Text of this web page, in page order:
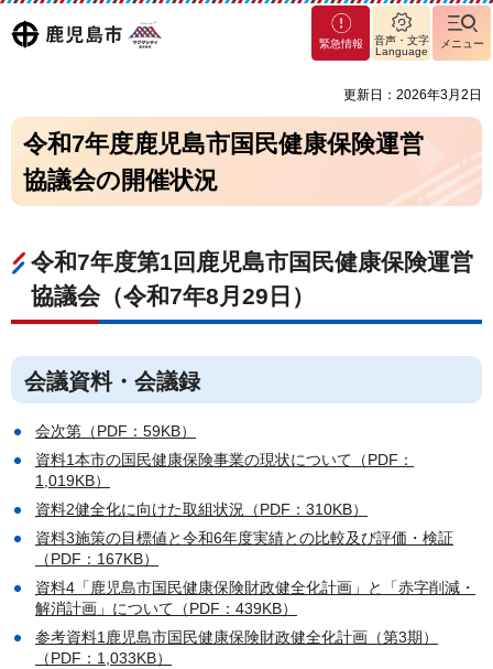
鹿児島
マグ
マシ
島市
緊急情報
音声・文字
Language
メニュー
更新日：2026年3月2日
令和7年度鹿児島市国民健康保険運営
協議会の開催状況
令和7年度第1回鹿児島市国民健康保険運営
協議会（令和7年8月29日）
会議資料・会議録
会次第（PDF：59KB）
資料1本市の国民健康保険事業の現状について（PDF：
1,019KB）
資料2健全化に向けた取組状況（PDF：310KB）
資料3施策の目標値と令和6年度実績との比較及び評価・検証
（PDF：167KB）
資料4「鹿児島市国民健康保険財政健全化計画」と「赤字削減・
解消計画」について（PDF：439KB）
参考資料1鹿児島市国民健康保険財政健全化計画（第3期）
（PDF：1,033KB）